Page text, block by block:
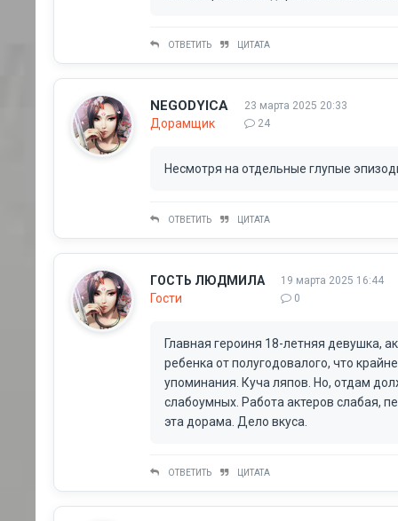
ОТВЕТИТЬ ЦИТАТА
NEGODYICA
Дорамщик
23 марта 2025 20:33
24
Несмотря на отдельные глупые
ОТВЕТИТЬ ЦИТАТА
ГОСТЬ ЛЮДМИЛА
Гости
19 марта 2025 16:44
0
Главная героиня 18-летняя девушка,
ребенка от полугодовалого, что
упоминания. Куча ляпов. Но, отдам
слабоумных. Работа актеров слабая,
эта дорама. Дело вкуса.
ОТВЕТИТЬ ЦИТАТА